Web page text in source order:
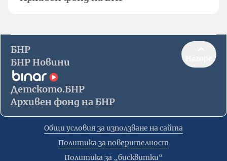
БНР
БНР Новини
Детското.БНР
Архивен фонд на БНР
Общи условия за използване на сайта
Политика за поверителност
Политика за „бисквитки“